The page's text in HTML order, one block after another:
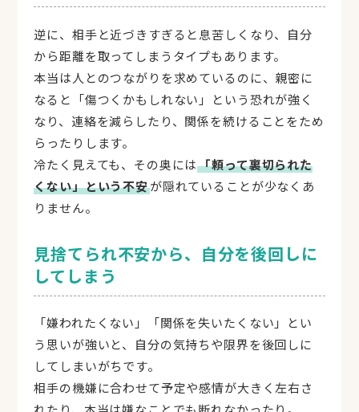
逆に、相手と近づきすぎると息苦しくなり、自分
から距離を取ってしまうタイプもあります。
本当は人とのつながりを求めているのに、親密に
なると「傷つくかもしれない」という恐れが強く
なり、連絡を減らしたり、関係を続けることをため
らったりします。
冷たく見えても、その奥には「頼って裏切られた
くない」という不安が隠れていることが少なくあ
りません。
見捨てられ不安から、自分を後回しに
してしまう
「嫌われたくない」「関係を失いたくない」とい
う思いが強いと、自分の気持ちや限界を後回しに
してしまいがちです。
相手の機嫌に合わせて予定や感情が大きく左右さ